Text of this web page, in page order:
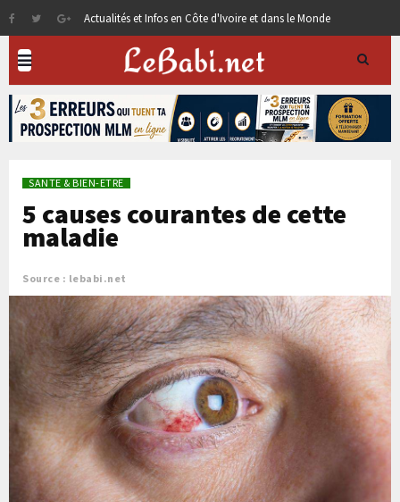
Actualités et Infos en Côte d'Ivoire et dans le Monde
SANTE & BIEN-ETRE
5 causes courantes de cette
maladie
Source : lebabi.net